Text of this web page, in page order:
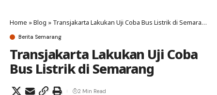
Home »Blog » Transjakarta Lakukan Uji Coba Bus Listrik di Semarang
Berita Semarang
Transjakarta Lakukan Uji Coba
Bus Listrik di Semarang
2 Min Read